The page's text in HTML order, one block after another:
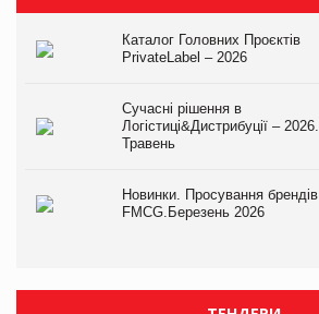
Каталог Головних Проєктів
PrivateLabel – 2026
Сучасні рішення в
Логістиці&Дистрибуції – 2026.
Травень
Новинки. Просування брендів
FMCG.Березень 2026